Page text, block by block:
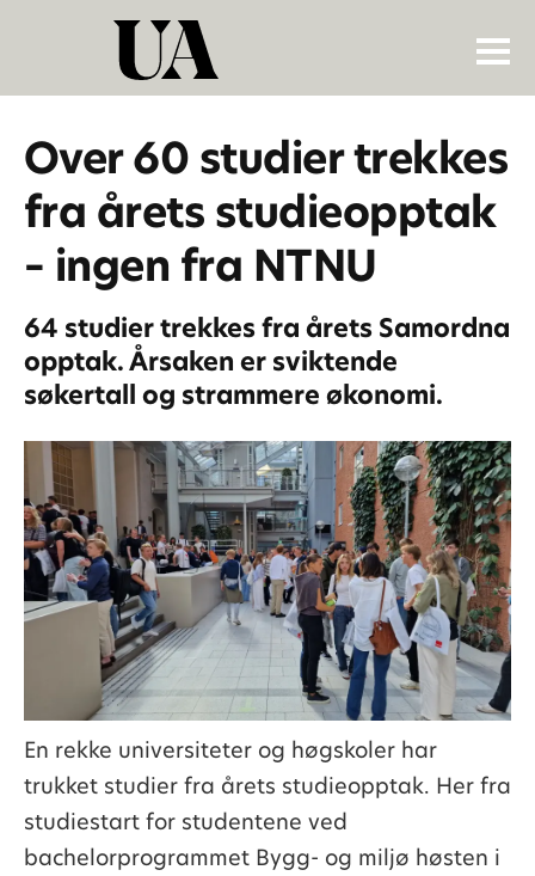
Over 60 studier trekkes
fra årets studieopptak
– ingen fra NTNU
64 studier trekkes fra årets Samordna
opptak. Årsaken er sviktende
søkertall og strammere økonomi.
En rekke universiteter og høgskoler har
trukket studier fra årets studieopptak. Her fra
studiestart for studentene ved
bachelorprogrammet Bygg- og miljø høsten i